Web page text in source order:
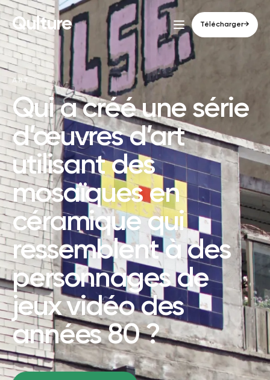
Qulture Télécharger→
ART
Qui a créé une série
d’œuvres d’art
utilisant des
mosaïques en
céramique qui
ressemblent à des
personnages de
jeux vidéo des
années 80 ?